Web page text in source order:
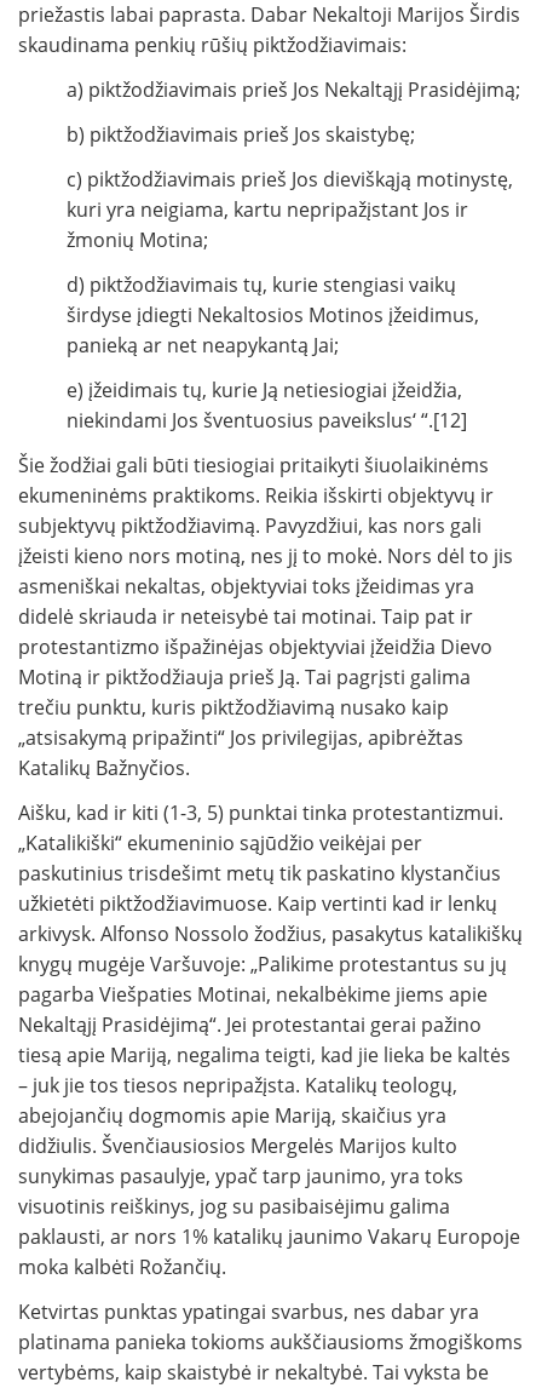
priežastis labai paprasta. Dabar Nekaltoji Marijos Širdis
skaudinama penkių rūšių piktžodžiavimais:
a) piktžodžiavimais prieš Jos Nekaltąjį Prasidėjimą;
b) piktžodžiavimais prieš Jos skaistybę;
c) piktžodžiavimais prieš Jos dieviškąją motinystę,
kuri yra neigiama, kartu nepripažįstant Jos ir
žmonių Motina;
d) piktžodžiavimais tų, kurie stengiasi vaikų
širdyse įdiegti Nekaltosios Motinos įžeidimus,
panieką ar net neapykantą Jai;
e) įžeidimais tų, kurie Ją netiesiogiai įžeidžia,
niekindami Jos šventuosius paveikslus‘ “.[12]
Šie žodžiai gali būti tiesiogiai pritaikyti šiuolaikinėms
ekumeninėms praktikoms. Reikia išskirti objektyvų ir
subjektyvų piktžodžiavimą. Pavyzdžiui, kas nors gali
įžeisti kieno nors motiną, nes jį to mokė. Nors dėl to jis
asmeniškai nekaltas, objektyviai toks įžeidimas yra
didelė skriauda ir neteisybė tai motinai. Taip pat ir
protestantizmo išpažinėjas objektyviai įžeidžia Dievo
Motiną ir piktžodžiauja prieš Ją. Tai pagrįsti galima
trečiu punktu, kuris piktžodžiavimą nusako kaip
„atsisakymą pripažinti“ Jos privilegijas, apibrėžtas
Katalikų Bažnyčios.
Aišku, kad ir kiti (1-3, 5) punktai tinka protestantizmui.
„Katalikiški“ ekumeninio sąjūdžio veikėjai per
paskutinius trisdešimt metų tik paskatino klystančius
užkietėti piktžodžiavimuose. Kaip vertinti kad ir lenkų
arkivysk. Alfonso Nossolo žodžius, pasakytus katalikiškų
knygų mugėje Varšuvoje: „Palikime protestantus su jų
pagarba Viešpaties Motinai, nekalbėkime jiems apie
Nekaltąjį Prasidėjimą“. Jei protestantai gerai pažino
tiesą apie Mariją, negalima teigti, kad jie lieka be kaltės
– juk jie tos tiesos nepripažįsta. Katalikų teologų,
abejojančių dogmomis apie Mariją, skaičius yra
didžiulis. Švenčiausiosios Mergelės Marijos kulto
sunykimas pasaulyje, ypač tarp jaunimo, yra toks
visuotinis reiškinys, jog su pasibaisėjimu galima
paklausti, ar nors 1% katalikų jaunimo Vakarų Europoje
moka kalbėti Rožančių.
Ketvirtas punktas ypatingai svarbus, nes dabar yra
platinama panieka tokioms aukščiausioms žmogiškoms
vertybėms, kaip skaistybė ir nekaltybė. Tai vyksta be